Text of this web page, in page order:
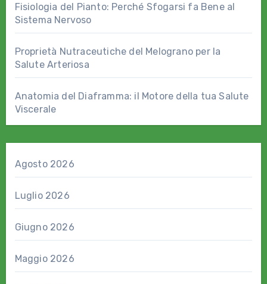
Fisiologia del Pianto: Perché Sfogarsi fa Bene al
Sistema Nervoso
Proprietà Nutraceutiche del Melograno per la
Salute Arteriosa
Anatomia del Diaframma: il Motore della tua Salute
Viscerale
Agosto 2026
Luglio 2026
Giugno 2026
Maggio 2026